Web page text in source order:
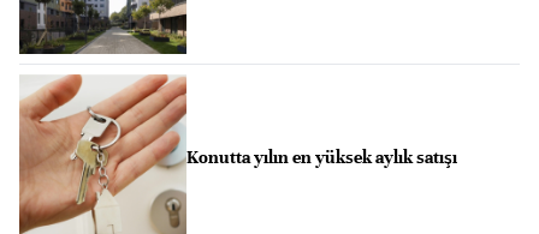
Konutta yılın en yüksek aylık satışı